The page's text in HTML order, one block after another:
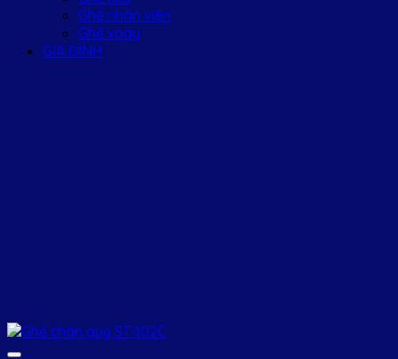
Ghế nhân viên
Ghế xoay
GIA ĐÌNH